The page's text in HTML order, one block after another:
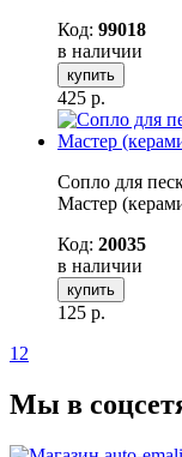
Код: 99018
в наличии
купить
425 р.
Сопло для
Мастер
Код: 20035
в наличии
купить
125 р.
1 2
Мы в